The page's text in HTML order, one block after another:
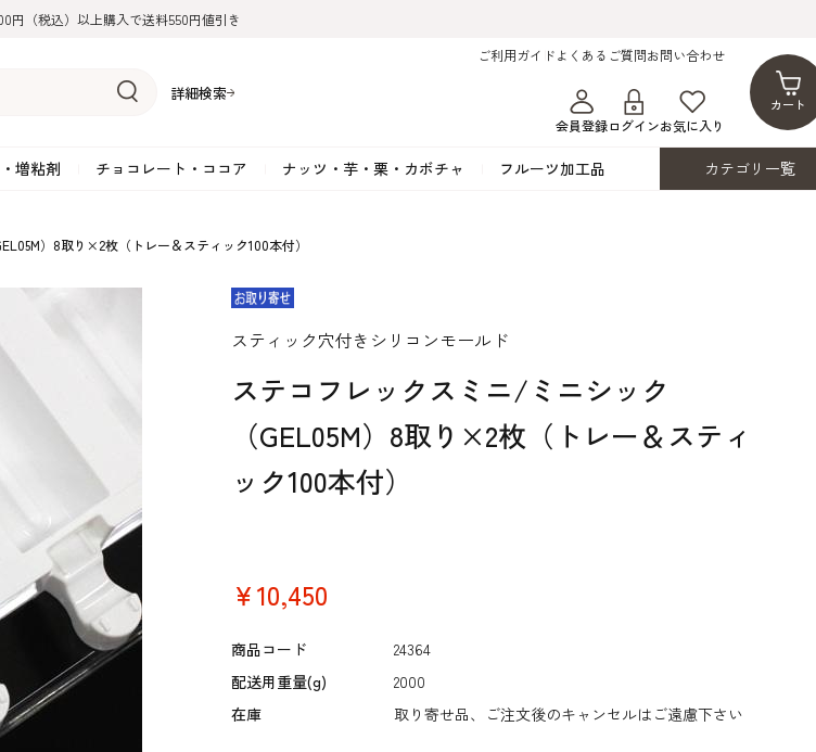
円（税込）以上購入で送料550円値引き
詳細検索
ご利用ガイドよくあるご質問お問い合わせ
会員登録ログインお気に入り
カート
・ラード
ミックス粉
水飴・転化糖・フォンダン
その他の砂糖類
増粘剤
ゼラチン
増粘剤・安定剤
チョコレート・ココア
スイートチョコレート
ホワイトチョコレート
ガナッシュ用チョコレート
デコレーション用
ナッツ・芋・栗・カボチャ
ココナッツ
ポテト・芋
その他のナッツ・シード
フルーツ加工品
・カット
ジャム・ソース・ペースト
フリーズドライ
カテゴリ一覧
ナッツ・芋・栗・カ
フルーツ加工品
酒類・アルコール
デコレーション･色
）8取り×2枚（トレー＆スティック100本付）
スティック穴付きシリコンモールド
ステコフレックスミニ/ミニシック
（GEL05M）8取り×2枚（トレー＆スティ
ック100本付）
￥10,450
商品コード
24364
配送用重量(g)
2000
在庫
取り寄せ品、ご注文後のキャンセルはご遠慮下さい